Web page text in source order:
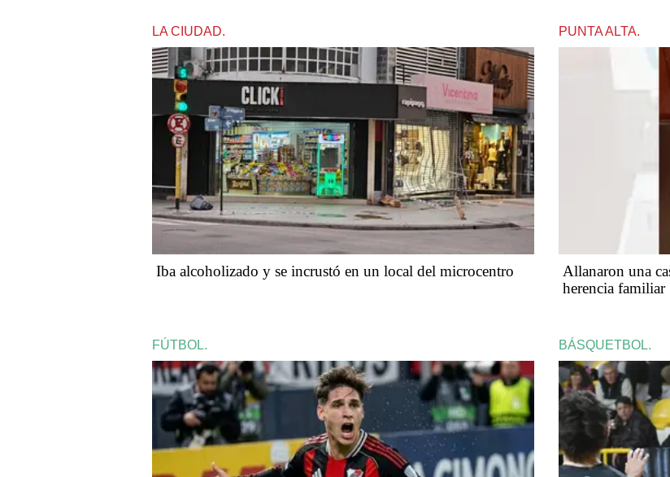
LA CIUDAD.
Iba alcoholizado y se incrustó en un local del microcentro
PUNTA ALTA.
Allanaron una
herencia familiar
FÚTBOL. BÁSQUETBOL.